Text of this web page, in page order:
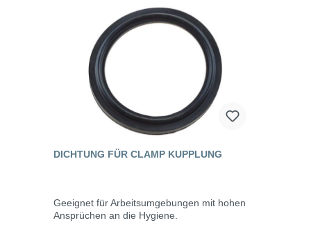
DICHTUNG FÜR CLAMP KUPPLUNG
Geeignet für Arbeitsumgebungen mit hohen
Ansprüchen an die Hygiene.